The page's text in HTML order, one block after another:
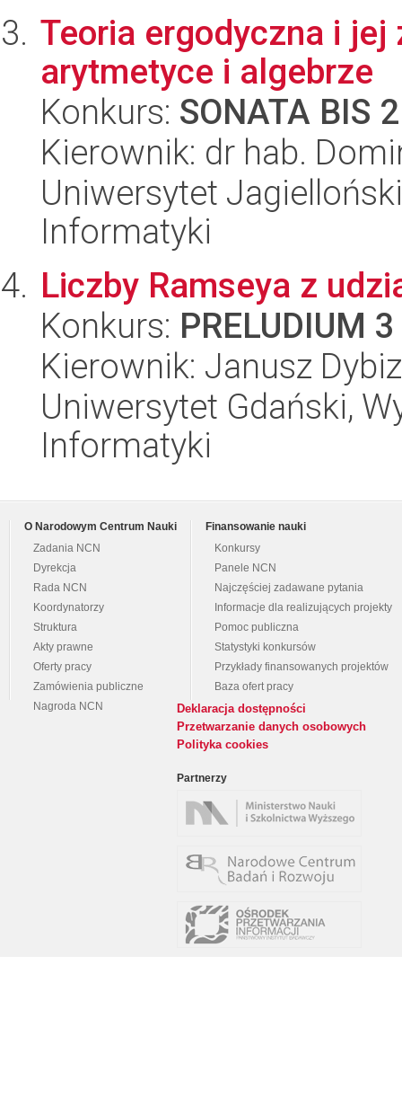
Teoria ergodyczna i
arytmetyce i algebrze
Konkurs: SONATA BIS 2
Kierownik: dr hab.
Uniwersytet
Informatyki
Liczby Ramseya z
Konkurs: PRELUDIUM 3
Kierownik: Janusz
Uniwersytet Gdański,
Informatyki
O Narodowym Centrum Nauki
Zadania NCN
Dyrekcja
Rada NCN
Koordynatorzy
Struktura
Akty prawne
Oferty pracy
Zamówienia publiczne
Nagroda NCN
Finansowanie nauki
Konkursy
Panele NCN
Najczęściej zadawane pytania
Informacje dla realizujących projekty
Pomoc publiczna
Statystyki konkursów
Przykłady finansowanych projektów
Baza ofert pracy
Deklaracja dostępności
Przetwarzanie danych osobowych
Polityka cookies
Partnerzy